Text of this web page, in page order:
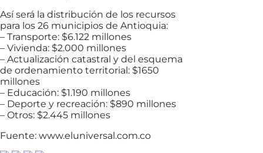
Así será la distribución de los recursos
para los 26 municipios de Antioquia:
– Transporte: $6.122 millones
– Vivienda: $2.000 millones
– Actualización catastral y del esquema
de ordenamiento territorial: $1650
millones
– Educación: $1.190 millones
– Deporte y recreación: $890 millones
– Otros: $2.445 millones
Fuente: www.eluniversal.com.co